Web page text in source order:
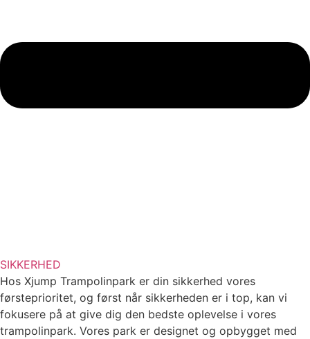
SIKKERHED
Hos Xjump Trampolinpark er din sikkerhed vores
førsteprioritet, og først når sikkerheden er i top, kan vi
fokusere på at give dig den bedste oplevelse i vores
trampolinpark. Vores park er designet og opbygget med